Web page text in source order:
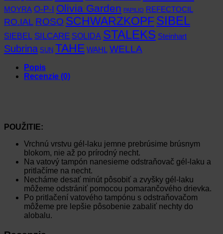
MOYRA O-P-I Olivia Garden PAPILIO REFECTOCIL
RO.IAL ROSO SCHWARZKOPF SIBEL
SIEBEL SILCARE SOLIDA STALEKS Steinhart
Subrina SUN TAHE WAHL WELLA
Popis
Recenzie (0)
POUŽITIE:
Vrchnú vrstvu gél-laku jemne prebrúsime brúsnym
blokom, nie až po prírodný necht.
Na vatový tampón nanesieme odstraňovač gél-laku a
pritlačíme na necht.
Necháme desať minút pôsobiť a zvyšky gél-laku
môžeme odstrániť pomocou pomarančového drievka.
Po pritlačení vatového tampónu s odstraňovačom
môžeme pre lepšie pôsobenie zabaliť nechty do
alobalu.